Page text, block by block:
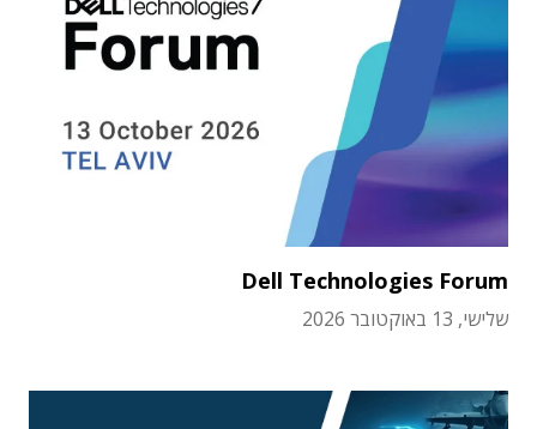
Dell Technologies Forum
שלישי, 13 באוקטובר 2026